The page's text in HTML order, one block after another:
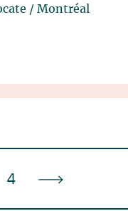
/ Montréal
4